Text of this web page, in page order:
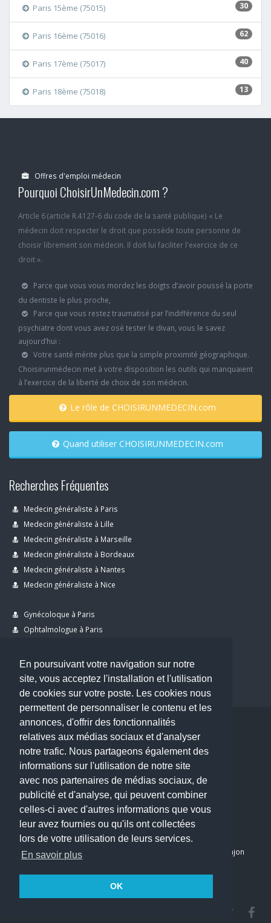
En poursuivant votre navigation sur notre
site, vous acceptez l'installation et l'utilisation
de cookies sur votre poste. Les cookies nous
permettent de personnaliser le contenu et les
annonces, d'offrir des fonctionnalités
relatives aux médias sociaux et d'analyser
notre trafic. Nous partageons également des
informations sur l'utilisation de notre site
avec nos partenaires de médias sociaux, de
publicité et d'analyse, qui peuvent combiner
celles-ci avec d'autres informations que vous
leur avez fournies ou qu'ils ont collectées
lors de votre utilisation de leurs services.
En savoir plus
OK
30
Paris 15ème (75015)
62
Paris 16ème (75016)
40
Paris 17ème (75017)
13
Paris 18ème (75018)
Offres d'emploi médecin
Pourquoi ChoisirUnMedecin.com ?
Article 6 (article R.4127-6 du code de la santé publique) « Le
médecin doit respecter le droit que possède toute personne de
choisir librement son médecin. Il doit lui faciliter l'exercice de ce
droit ».
Parce que vous vous mordez les doigts d’avoir poussé la porte
du dentiste le plus proche,
Parce que vous restez traumatisé par l’indifférence du seul
psychiatre dont vous avez osé tester le divan, vous le savez
aujourd’hui :
Votre santé mérite plus que la simple proximité géographique.
Choisirunmédecin met à votre disposition les outils qui manquaient
à l’exercice de la liberté de choix de son médecin.
Le rôle de CHOISIRUNMEDECIN.com
Quand utiliser CHOISIRUNMEDECIN.com
Recherches Fréquentes
Medecin généraliste à Paris
Medecin généraliste à Lille
Medecin généraliste à Marseille
Medecin généraliste à Bordeaux
Medecin généraliste à Nantes
Medecin généraliste à Nice
Gynécoloque à Paris
Ophtalmologue à Paris
Dentiste à Paris
Copyright © 2026 . All Rights Reserved.
choisirunmedecin@gmail.com
Nous contacter
Accueil
Blog
Mon compte
Dernier avis : PASCAL DELCAMPE, Chirurgien maxillo-faciale à Arpajon